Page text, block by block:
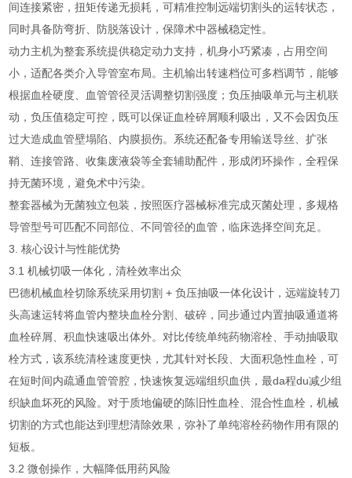
间连接紧密，扭矩传递无损耗，可精准控制远端切割头的运转状态，
同时具备防弯折、防脱落设计，保障术中器械稳定性。
动力主机为整套系统提供稳定动力支持，机身小巧紧凑，占用空间
小，适配各类介入导管室布局。主机输出转速档位可多档调节，能够
根据血栓硬度、血管管径灵活调整切割强度；负压抽吸单元与主机联
动，负压值稳定可控，既可以保证血栓碎屑顺利吸出，又不会因负压
过大造成血管壁塌陷、内膜损伤。系统还配备专用输送导丝、扩张
鞘、连接管路、收集废液袋等全套辅助配件，形成闭环操作，全程保
持无菌环境，避免术中污染。
整套器械为无菌独立包装，按照医疗器械标准完成灭菌处理，多规格
导管型号可匹配不同部位、不同管径的血管，临床选择空间充足。
3. 核心设计与性能优势
3.1 机械切吸一体化，清栓效率出众
巴德机械血栓切除系统采用切割 + 负压抽吸一体化设计，远端旋转刀
头高速运转将血管内整块血栓分割、破碎，同步通过内置抽吸通道将
血栓碎屑、积血快速吸出体外。对比传统单纯药物溶栓、手动抽吸取
栓方式，该系统清栓速度更快，尤其针对长段、大面积急性血栓，可
在短时间内疏通血管管腔，快速恢复远端组织血供，最da程du减少组
织缺血坏死的风险。对于质地偏硬的陈旧性血栓、混合性血栓，机械
切割的方式也能达到理想清除效果，弥补了单纯溶栓药物作用有限的
短板。
3.2 微创操作，大幅降低用药风险